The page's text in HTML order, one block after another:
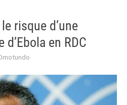
risque d’une
en RDC